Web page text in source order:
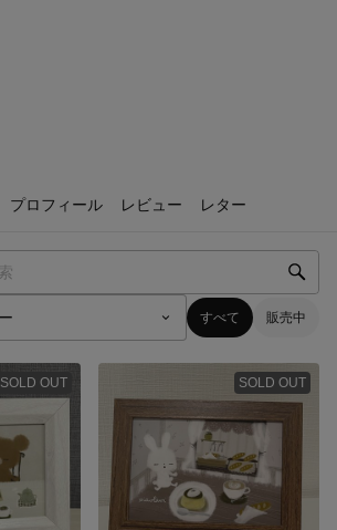
プロフィール レビュー レター
すべて 販売中
SOLD OUT SOLD OUT